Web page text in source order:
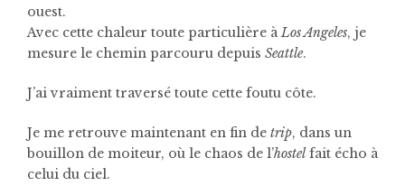
ouest.
Avec cette chaleur toute particulière àLos Angeles, je
mesure le chemin parcouru depuis Seattle.
J’ai vraiment traversé toute cette foutu côte.
Je me retrouve maintenant en fin de trip, dans un
bouillon de moiteur, où le chaos de l’hostelfait écho à
celui du ciel.